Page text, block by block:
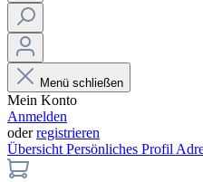
Menü schließen
Mein Konto
Anmelden
oderregistrieren
Übersicht Persönliches Profil